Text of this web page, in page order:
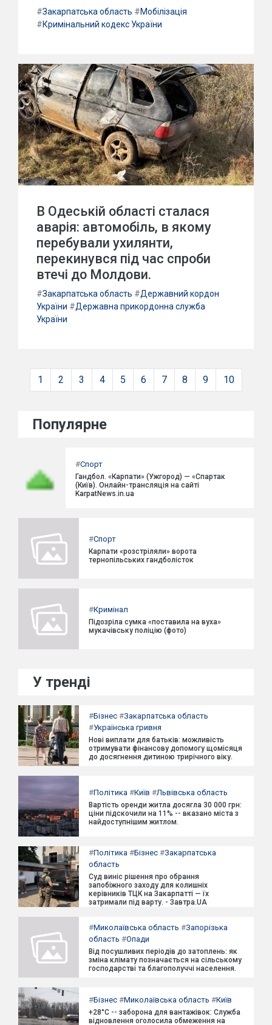
#Закарпатська область #Мобілізація
#Кримінальний кодекс України
В Одеській області сталася
аварія: автомобіль, в якому
перебували ухилянти,
перекинувся під час спроби
втечі до Молдови.
#Закарпатська область #Державний кордон
України #Державна прикордонна служба
України
1 2 3 4 5 6 7 8 9 10
Популярне
#Спорт
Гандбол. «Карпати» (Ужгород) — «Спартак
(Київ). Онлайн-трансляція на сайті
KarpatNews.in.ua
#Спорт
Карпати «розстріляли» ворота
тернопільських гандболісток
#Кримінал
Підозріла сумка «поставила на вуха»
мукачівську поліцію (фото)
У тренді
#Бізнес #Закарпатська область
#Українська гривня
Нові виплати для батьків: можливість
отримувати фінансову допомогу щомісяця
до досягнення дитиною трирічного віку.
#Політика #Київ #Львівська область
Вартість оренди житла досягла 30 000 грн:
ціни підскочили на 11% -- вказано міста з
найдоступнішим житлом.
#Політика #Бізнес #Закарпатська
область
Суд виніс рішення про обрання
запобіжного заходу для колишніх
керівників ТЦК на Закарпатті — їх
затримали під варту. - Завтра.UA
#Миколаївська область #Запорізька
область #Опади
Від посушливих періодів до затоплень: як
зміна клімату позначається на сільському
господарстві та благополуччі населення.
#Бізнес #Миколаївська область #Київ
+28°C -- заборона для вантажівок: Служба
відновлення оголосила обмеження на